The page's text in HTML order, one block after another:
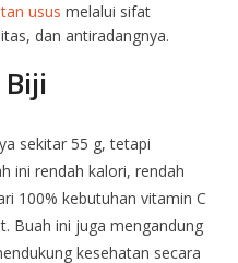
usus melalui sifat
dan antiradangnya.
sekitar 55 g, tetapi
ini rendah kalori, rendah
100% kebutuhan vitamin C
Buah ini juga mengandung
kesehatan secara